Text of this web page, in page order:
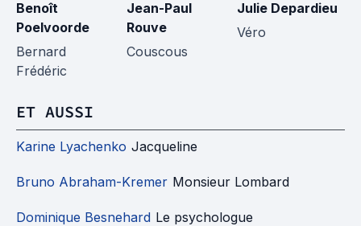
Benoît
Poelvoorde
Bernard
Frédéric
Jean-Paul
Rouve
Couscous
Julie Depardieu
Véro
ET AUSSI
Karine Lyachenko Jacqueline
Bruno Abraham-Kremer Monsieur Lombard
Dominique Besnehard Le psychologue